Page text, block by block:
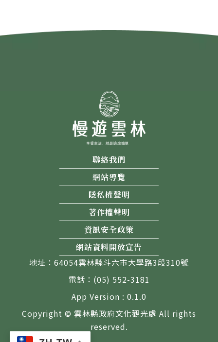
聯絡我們
網站導覽
隱私權聲明
著作權聲明
資訊安全政策
網站資料開放宣告
地址：64054雲林縣斗六市大學路3段310號
電話：(05) 552-3181
App Version : 0.1.0
Copyright © 雲林縣政府文化觀光處 All rights
reserved.